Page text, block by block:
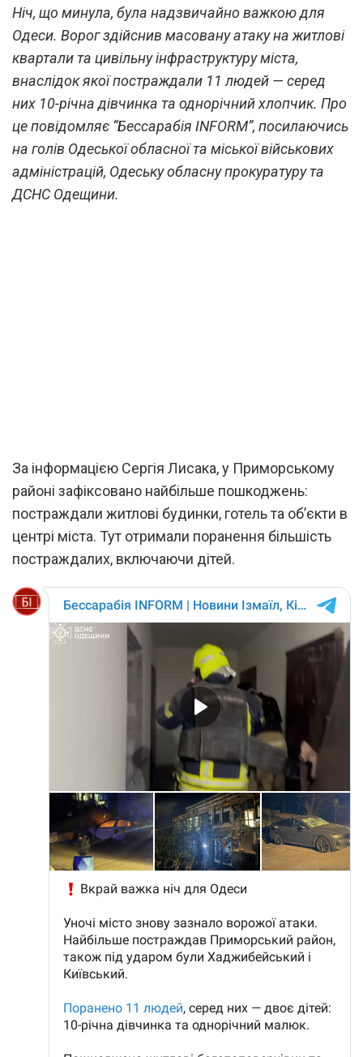
Ніч, що минула, була надзвичайно важкою для
Одеси. Ворог здійснив масовану атаку на житлові
квартали та цивільну інфраструктуру міста,
внаслідок якої постраждали 11 людей — серед
них 10-річна дівчинка та однорічний хлопчик. Про
це повідомляє “Бессарабія INFORM”, посилаючись
на голів Одеської обласної та міської військових
адміністрацій, Одеську обласну прокуратуру та
ДСНС Одещини.
За інформацією Сергія Лисака, у Приморському
районі зафіксовано найбільше пошкоджень:
постраждали житлові будинки, готель та об’єкти в
центрі міста. Тут отримали поранення більшість
постраждалих, включаючи дітей.